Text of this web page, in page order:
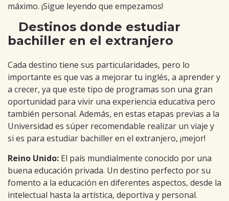
máximo. ¡Sigue leyendo que empezamos!
Destinos donde estudiar
bachiller en el extranjero
Cada destino tiene sus particularidades, pero lo
importante es que vas a mejorar tu inglés, a aprender y
a crecer, ya que este tipo de programas son una gran
oportunidad para vivir una experiencia educativa pero
también personal. Además, en estas etapas previas a la
Universidad es súper recomendable realizar un viaje y
si es para estudiar bachiller en el extranjero, ¡mejor!
Reino Unido: El país mundialmente conocido por una
buena educación privada. Un destino perfecto por su
fomento a la educación en diferentes aspectos, desde la
intelectual hasta la artística, deportiva y personal.